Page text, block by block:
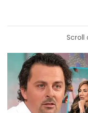
Scroll